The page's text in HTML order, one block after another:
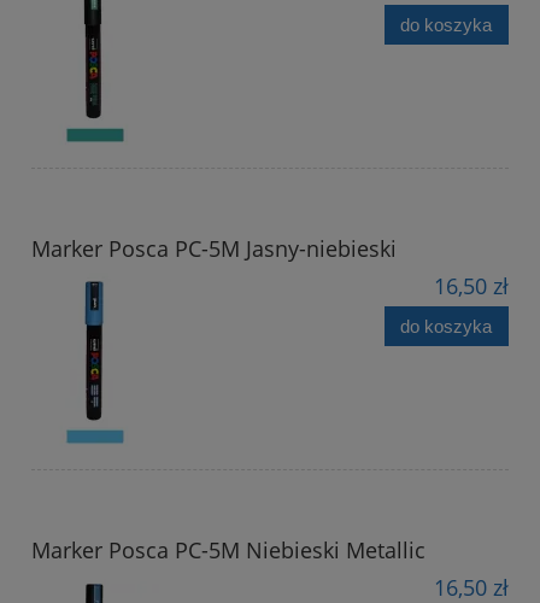
do koszyka
Marker Posca PC-5M Jasny-niebieski
16,50 zł
do koszyka
Marker Posca PC-5M Niebieski Metallic
16,50 zł